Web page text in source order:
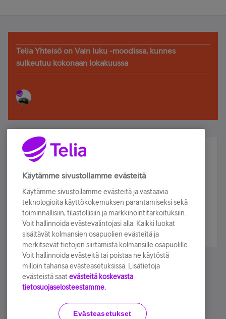
Telia Yhteisö on Vain luku -moodissa, kunnes
sulkeutuu kokonaan lokakuussa
Älä jää paitsi – osallistu ja voita!
Tilaa Telian uutiskirje ja olet mukana arvonnassa.
sähköpostiisi.
Tilaa nyt
Käyttöehdot Accessibility statement
Käytämme sivustollamme evästeitä
Käytämme sivustollamme evästeitä ja vastaavia
teknologioita käyttökokemuksen parantamiseksi sekä
toiminnallisiin, tilastollisiin ja markkinointitarkoituksiin.
Voit hallinnoida evästevalintojasi alla. Kaikki luokat
sisältävät kolmansien osapuolien evästeitä ja
merkitsevät tietojen siirtämistä kolmansille osapuolille.
Voit hallinnoida evästeitä tai poistaa ne käytöstä
milloin tahansa evästeasetuksissa. Lisätietoja
evästeistä saat evästeitä koskevasta
tietosuojaselosteestamme.
Evästeasetukset